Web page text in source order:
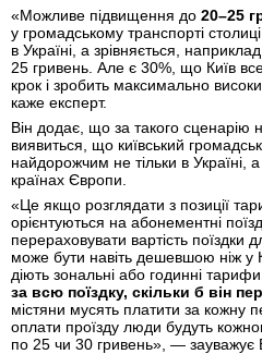
«Можливе підвищення до 20–25
у громадському транспорті
в Україні, а зрівняється,
25 гривень. Але є 30%, що Київ
крок і зробить максимально
каже експерт.
Він додає, що за такого сценарію
виявиться, що київський
найдорожчим не тільки в Україні,
країнах Європи.
«Це якщо розглядати з позиції
орієнтуються на абонементні
перераховувати вартість поїздки
може бути навіть дешевшою ніж у
діють зональні або годинні
за всю поїздку, скільки б він
містяни мусять платити за кожну
оплати проїзду люди будуть
по 25 чи 30 гривень», — зауважує